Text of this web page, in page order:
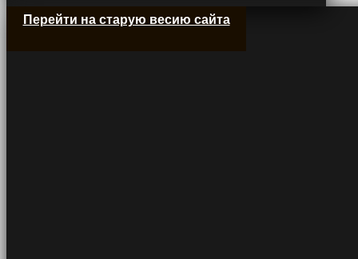
Перейти на старую весию сайта